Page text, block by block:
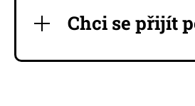
Chci se přijít